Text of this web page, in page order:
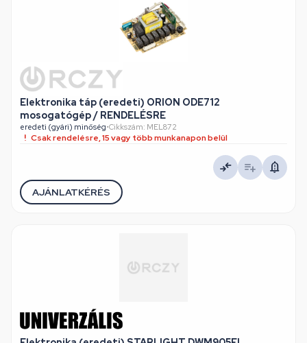
Elektronika táp (eredeti) ORION ODE712
mosogatógép / RENDELÉSRE
eredeti (gyári) minőség•Cikkszám: MEL872
Csak rendelésre, 15 vagy több munkanapon belül
AJÁNLATKÉRÉS